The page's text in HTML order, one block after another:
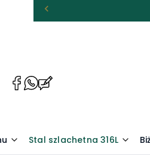
(Otwiera
karcie)
(Otwiera
karcie)
(Otwiera
karcie)
Stal szlachetna 316L